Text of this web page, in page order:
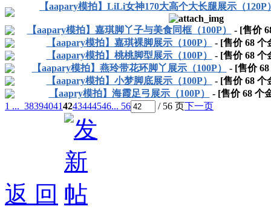
【aapary模拍】LiLi女神170大高个大长腿展示（120P
【aapary模拍】嘉琪脚丫子与美食同框（100P） - [售价
【aapary模拍】嘉琪裸脚展示（100P）
- [售价68个
【aapary模拍】桃桃脚型展示（100P）
- [售价68个
【aapary模拍】燕玲带花环脚丫展示（100P）
- [售价68
【aapary模拍】小梦脚底展示（100P）
- [售价68个
【aapry模拍】海霞足弓展示（100P）
- [售价68个
1 ... 383940414243444546... 56 / 56 页下一页
返 回